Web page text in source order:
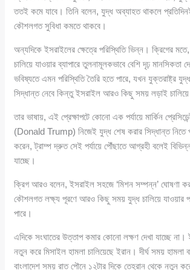
ততই কমে যাবে। তিনি বলেন, যুদ্ধ অব্যাহত থাকলে
কৌশলগত সুবিধা কমতে থাকবে।
অন্যদিকে ইসরাইলের ক্ষেত্রে পরিস্থিতি ভিন্ন। ক্রিগের
চালিয়ে যাওয়ার ব্যাপারে তুলনামূলকভাবে বেশি দৃঢ় মানসিকতা
ভবিষ্যতে এমন পরিস্থিতি তৈরি হতে পারে, যখন যুক্তরাষ্ট্র
সিদ্ধান্ত নেবে কিন্তু ইসরাইল আরও কিছু সময় লড়াই চালিয়ে
তার ভাষায়, এই প্রেক্ষাপটে কোনো এক পর্যায়ে মার্কিন
(Donald Trump) নিজেই যুদ্ধ শেষ করার সিদ্ধান্ত নিতে
করেন, ট্রাম্প দ্রুত সেই পর্যায়ে পৌঁছাতে আগ্রহী বলেই
যাচ্ছে।
ক্রিগ আরও বলেন, ইসরাইল সহজে ‘মিশন সম্পন্ন’ ঘোষণা
কৌশলগত লক্ষ্য পূরণে আরও কিছু সময় যুদ্ধ চালিয়ে যাওয়ার
পারে।
এদিকে সংঘাতের উত্তাপ কমার কোনো লক্ষণ দেখা যাচ্ছে
নতুন করে মিসাইল হামলা চালিয়েছে ইরান। দীর্ঘ সময় হামলা
বাংলাদেশ সময় রাত পৌনে ১২টার দিকে তেহরান থেকে নতুন করে